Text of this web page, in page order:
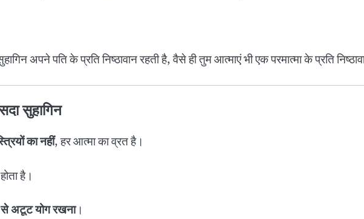
अपने पति के प्रति निष्ठावान रहती है, वैसे ही तुम आत्माएं भी एक परमात्मा के प्रति
सुहागिन
का नहीं, हर आत्मा का व्रत है।
है।
से अटूट योग रखना।